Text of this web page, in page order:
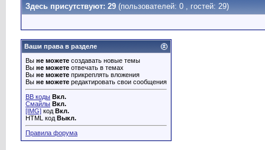
Здесь присутствуют: 29 (пользователей: 0 , гостей: 29)
Ваши права в разделе
Вы не можете создавать новые темы
Вы не можете отвечать в темах
Вы не можете прикреплять вложения
Вы не можете редактировать свои сообщения
BB коды Вкл.
Смайлы Вкл.
[IMG] код Вкл.
HTML код Выкл.
Правила форума